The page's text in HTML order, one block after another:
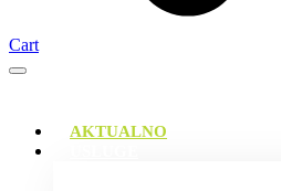
Cart
AKTUALNO